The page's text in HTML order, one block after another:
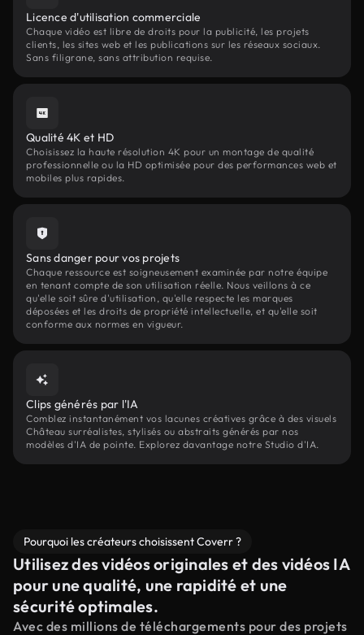
Licence d'utilisation commerciale
Chaque vidéo est libre de droits pour la publicité, les projets
clients, les sites web et les publications sur les réseaux sociaux.
Sans filigrane, sans attribution requise.
Qualité 4K et HD
Choisissez la haute résolution 4K pour un montage de qualité
professionnelle ou la HD optimisée pour des performances web et
mobiles plus rapides.
Sans danger pour vos projets
Chaque ressource est soigneusement examinée par notre équipe
en tenant compte de son utilisation réelle. Nous veillons à ce
qu'elle soit sûre d'utilisation, qu'elle respecte les marques
déposées et les droits de propriété intellectuelle, et qu'elle soit
conforme aux normes en vigueur.
Clips générés par l'IA
Comblez instantanément vos lacunes créatives grâce à des visuels
Château surréalistes, stylisés ou abstraits générés par nos
modèles d'IA de pointe. Explorez davantage notre Studio d'IA.
Pourquoi les créateurs choisissent Coverr ?
Utilisez des vidéos originales et des vidéos IA
pour une qualité, une rapidité et une
sécurité optimales.
Avec des millions de téléchargements pour des projets